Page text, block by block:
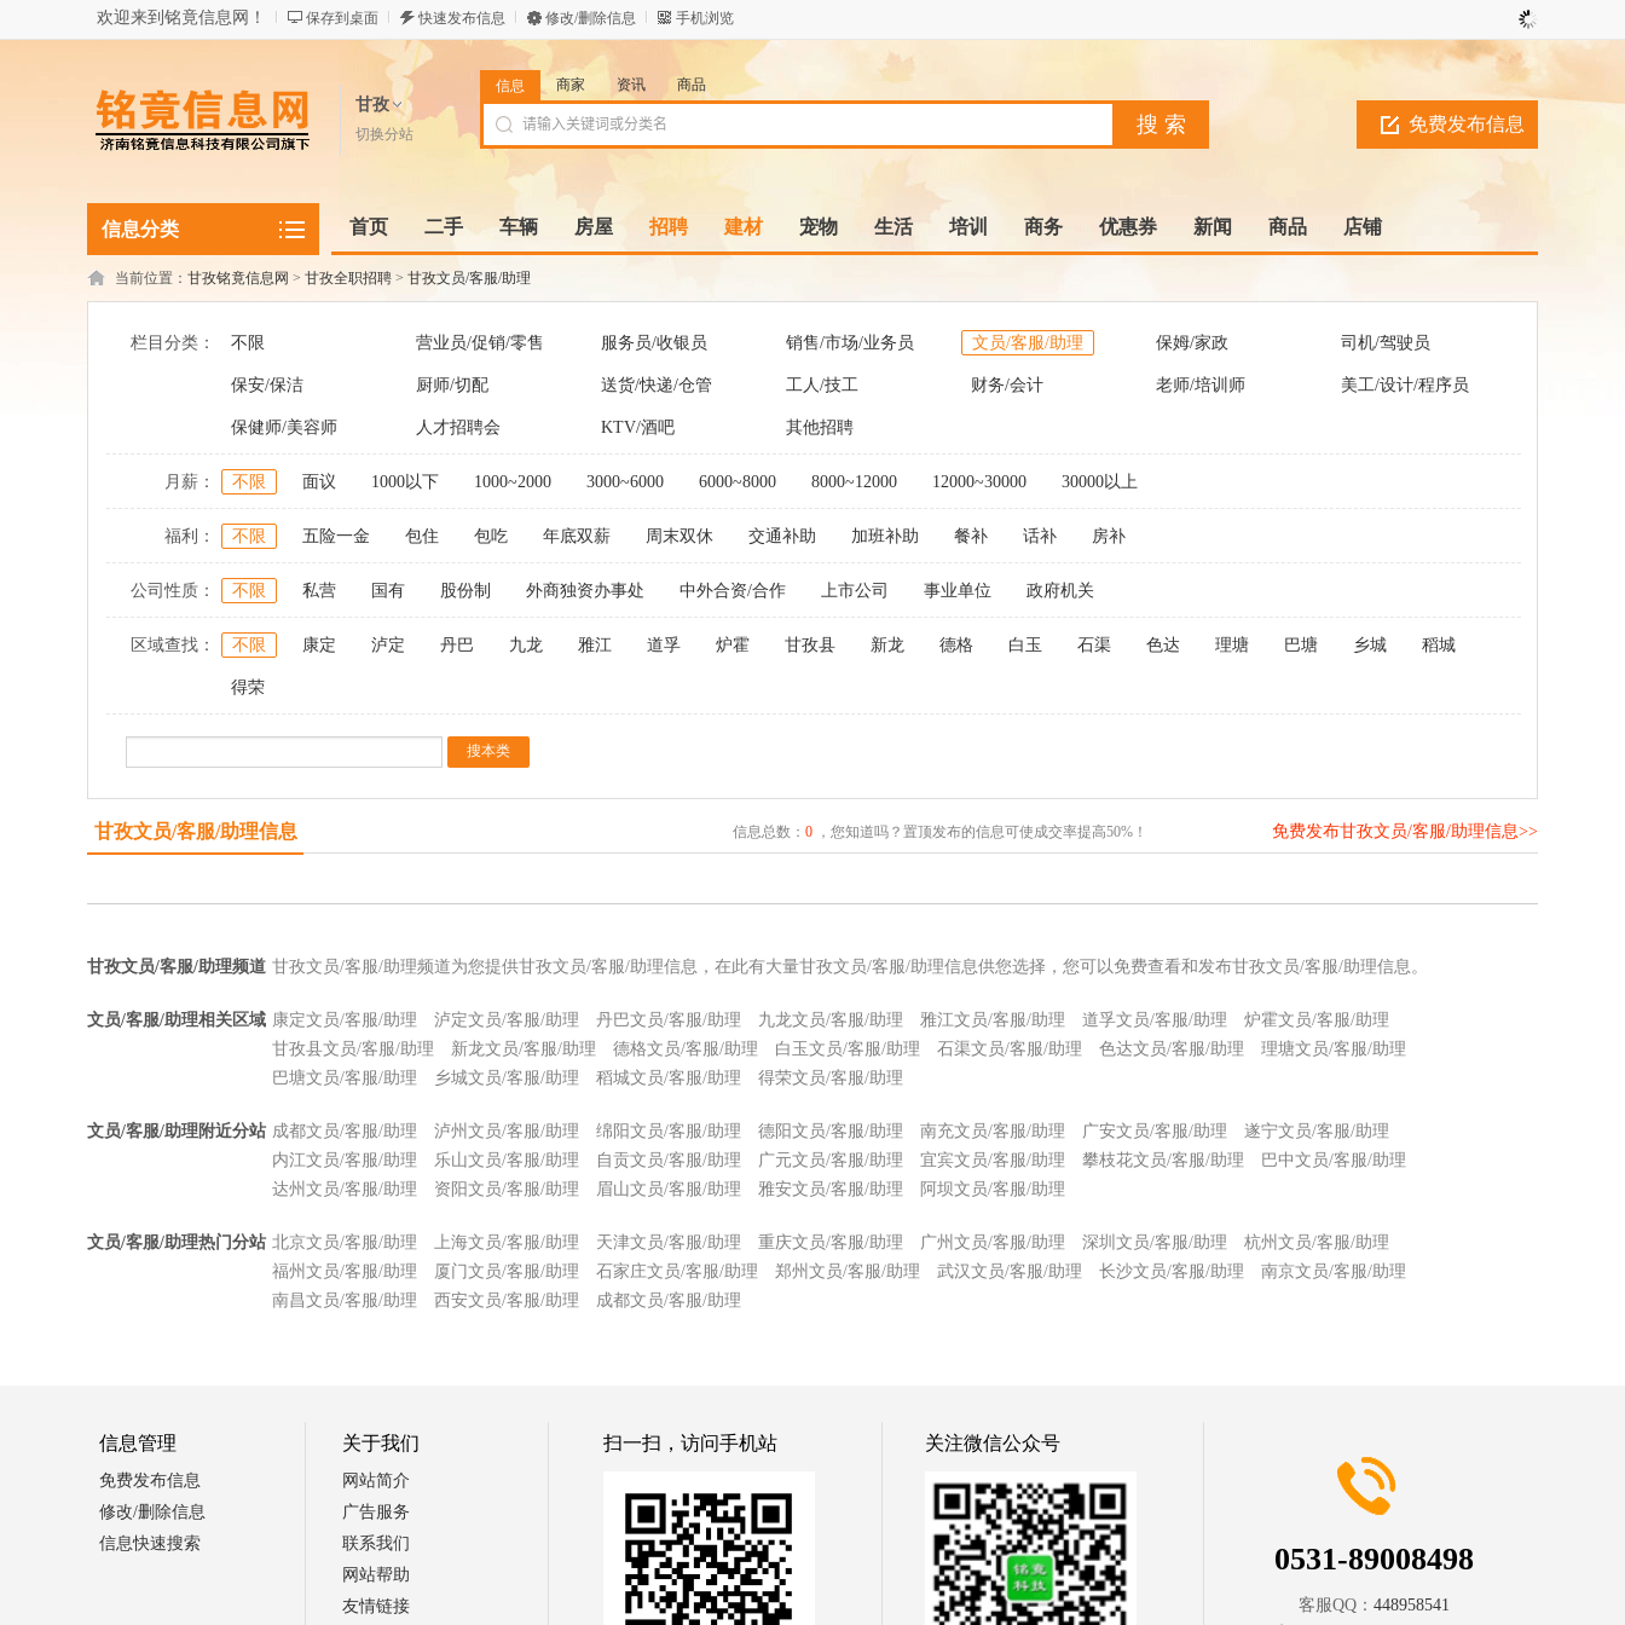
欢迎来到铭竟信息网！ 保存到桌面 快速发布信息 修改/删除信息 手机浏览
甘孜
切换分站 免费发布信息
信息 商家 资讯 商品
信息分类 首页 二手 车辆 房屋 招聘 建材 宠物 生活 培训 商务 优惠券 新闻 商品 店铺
当前位置： 甘孜铭竟信息网 > 甘孜全职招聘 > 甘孜文员/客服/助理
栏目分类： 不限 营业员/促销/零售 服务员/收银员 销售/市场/业务员 文员/客服/助理 保姆/家政 司机/驾驶员
保安/保洁 厨师/切配 送货/快递/仓管 工人/技工 财务/会计 老师/培训师 美工/设计/程序员
保健师/美容师 人才招聘会 KTV/酒吧 其他招聘
月薪： 不限 面议 1000以下 1000~2000 3000~6000 6000~8000 8000~12000 12000~30000 30000以上
福利： 不限 五险一金 包住 包吃 年底双薪 周末双休 交通补助 加班补助 餐补 话补 房补
公司性质： 不限 私营 国有 股份制 外商独资办事处 中外合资/合作 上市公司 事业单位 政府机关
区域查找： 不限 康定 泸定 丹巴 九龙 雅江 道孚 炉霍 甘孜县 新龙 德格 白玉 石渠 色达 理塘 巴塘 乡城 稻城
得荣
甘孜文员/客服/助理信息 信息总数： 0，您知道吗？置顶发布的信息可使成交率提高50%！ 免费发布甘孜文员/客服/助理信息>>
甘孜文员/客服/助理频道 甘孜文员/客服/助理频道为您提供甘孜文员/客服/助理信息，在此有大量甘孜文员/客服/助理信息供您选择，您可以免费查看和发布甘孜文员/客服/助理信息。
文员/客服/助理相关区域 康定文员/客服/助理 泸定文员/客服/助理 丹巴文员/客服/助理 九龙文员/客服/助理 雅江文员/客服/助理 道孚文员/客服/助理
炉霍文员/客服/助理
甘孜县文员/客服/助理
新龙文员/客服/助理 德格文员/客服/助理 白玉文员/客服/助理 石渠文员/客服/助理 色达文员/客服/助理
理塘文员/客服/助理
巴塘文员/客服/助理
乡城文员/客服/助理 稻城文员/客服/助理 得荣文员/客服/助理
文员/客服/助理附近分站 成都文员/客服/助理 泸州文员/客服/助理 绵阳文员/客服/助理 德阳文员/客服/助理 南充文员/客服/助理 广安文员/客服/助理
遂宁文员/客服/助理
内江文员/客服/助理
乐山文员/客服/助理 自贡文员/客服/助理 广元文员/客服/助理 宜宾文员/客服/助理 攀枝花文员/客服/助理
巴中文员/客服/助理
达州文员/客服/助理
资阳文员/客服/助理 眉山文员/客服/助理 雅安文员/客服/助理 阿坝文员/客服/助理
文员/客服/助理热门分站 北京文员/客服/助理 上海文员/客服/助理 天津文员/客服/助理 重庆文员/客服/助理 广州文员/客服/助理 深圳文员/客服/助理
杭州文员/客服/助理
福州文员/客服/助理
厦门文员/客服/助理 石家庄文员/客服/助理 郑州文员/客服/助理 武汉文员/客服/助理 长沙文员/客服/助理
南京文员/客服/助理
南昌文员/客服/助理
西安文员/客服/助理 成都文员/客服/助理
信息管理
免费发布信息
修改/删除信息
信息快速搜索
关于我们
网站简介
广告服务
联系我们
网站帮助
友情链接
扫一扫，访问手机站 关注微信公众号
0531-89008498
客服QQ： 448958541